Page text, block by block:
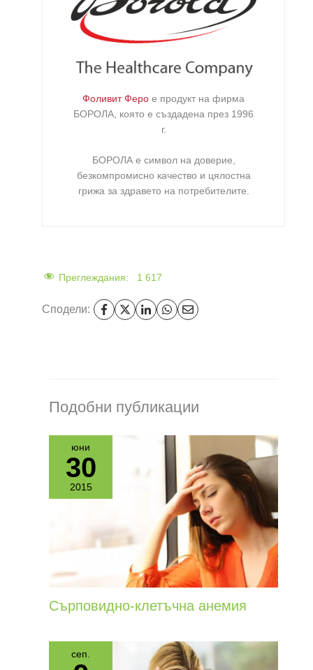
Фоливит Феро е продукт на фирма
БОРОЛА , която е създадена през 1996
г.
БОРОЛА е символ на доверие,
безкомпромисно качество и цялостна
грижа за здравето на потребителите
Преглеждания: 1 617
Сподели:
Подобни публикации
юни
30
2015
Сърповидно-клетъчна анемия
сеп.